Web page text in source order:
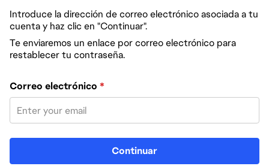
Introduce la dirección de correo electrónico asociada a tu
cuenta y haz clic en "Continuar".
Te enviaremos un enlace por correo electrónico para
restablecer tu contraseña.
Restablece la contraseña con tu correo electrónico
Correo electrónico *
Continuar